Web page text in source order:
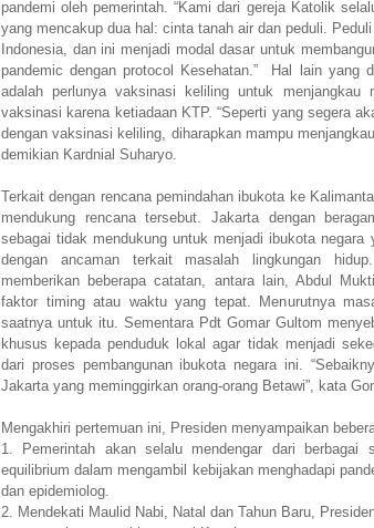
pandemi oleh pemerintah. “Kami dari gereja Katolik
yang mencakup dua hal: cinta tanah air dan peduli.
Indonesia, dan ini menjadi modal dasar untuk
pandemic dengan protocol Kesehatan.” Hal lain yang
adalah perlunya vaksinasi keliling untuk menjangkau
vaksinasi karena ketiadaan KTP. “Seperti yang segera
dengan vaksinasi keliling, diharapkan mampu
demikian Kardnial Suharyo.
Terkait dengan rencana pemindahan ibukota ke
mendukung rencana tersebut. Jakarta dengan
sebagai tidak mendukung untuk menjadi ibukota
dengan ancaman terkait masalah lingkungan
memberikan beberapa catatan, antara lain, Abdul
faktor timing atau waktu yang tepat. Menurutnya
saatnya untuk itu. Sementara Pdt Gomar Gultom
khusus kepada penduduk lokal agar tidak menjadi
dari proses pembangunan ibukota negara ini.
Jakarta yang meminggirkan orang-orang Betawi”, kata
Mengakhiri pertemuan ini, Presiden menyampaikan
1. Pemerintah akan selalu mendengar dari berbagai
equilibrium dalam mengambil kebijakan menghadapi
dan epidemiolog.
2. Mendekati Maulid Nabi, Natal dan Tahun Baru,